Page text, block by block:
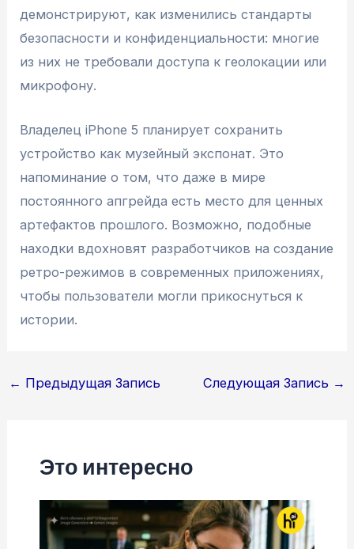
демонстрируют, как изменились стандарты
безопасности и конфиденциальности: многие
из них не требовали доступа к геолокации или
микрофону.
Владелец iPhone 5 планирует сохранить
устройство как музейный экспонат. Это
напоминание о том, что даже в мире
постоянного апгрейда есть место для ценных
артефактов прошлого. Возможно, подобные
находки вдохновят разработчиков на создание
ретро-режимов в современных приложениях,
чтобы пользователи могли прикоснуться к
истории.
Навигация
← Предыдущая Запись Следующая Запись →
Это интересно